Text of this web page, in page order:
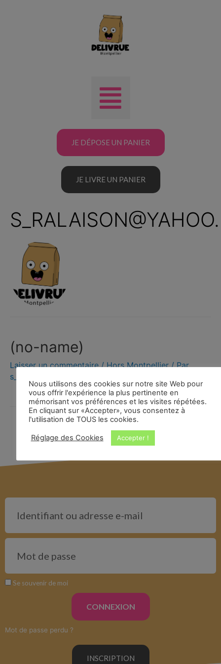
JE DÉPOSE UN PANIER
JE LIVRE UN PANIER
(no-name)
Laisser un commentaire /Hors Montpellier/ Par
s_ralaison@yahoo.fr
Se souvenir de moi
CONNEXION
Mot de passe perdu ?
INSCRIPTION
Nous utilisons des cookies sur notre site Web pour
vous offrir l'expérience la plus pertinente en
mémorisant vos préférences et les visites répétées.
En cliquant sur «Accepter», vous consentez à
l'utilisation de TOUS les cookies.
Réglage des Cookies Accepter !